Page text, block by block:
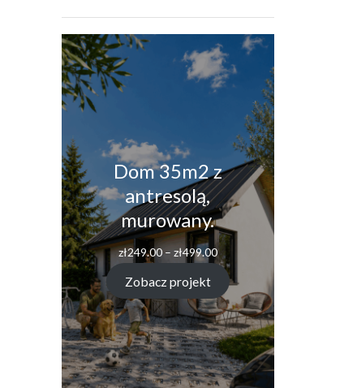
Dom 35m2 z
antresolą,
murowany.
zł249.00 – zł499.00Zakres
cen:
od
zł249.00
do
zł499.00
Zobacz projekt